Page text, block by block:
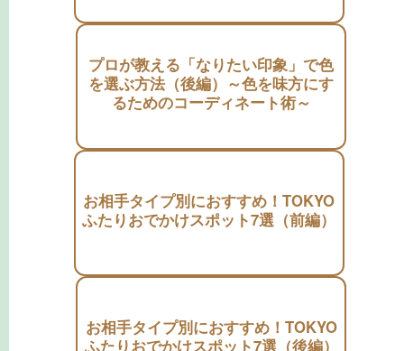
プロが教える「なりたい印象」で色
を選ぶ方法（後編）～色を味方にす
るためのコーディネート術～
お相手タイプ別におすすめ！TOKYO
ふたりおでかけスポット7選（前編）
お相手タイプ別におすすめ！TOKYO
ふたりおでかけスポット7選（後編）